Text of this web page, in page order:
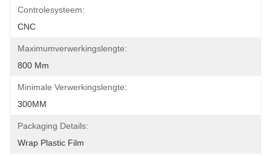
Controlesysteem:
CNC
Maximumverwerkingslengte:
800 Mm
Minimale Verwerkingslengte:
300MM
Packaging Details:
Wrap Plastic Film